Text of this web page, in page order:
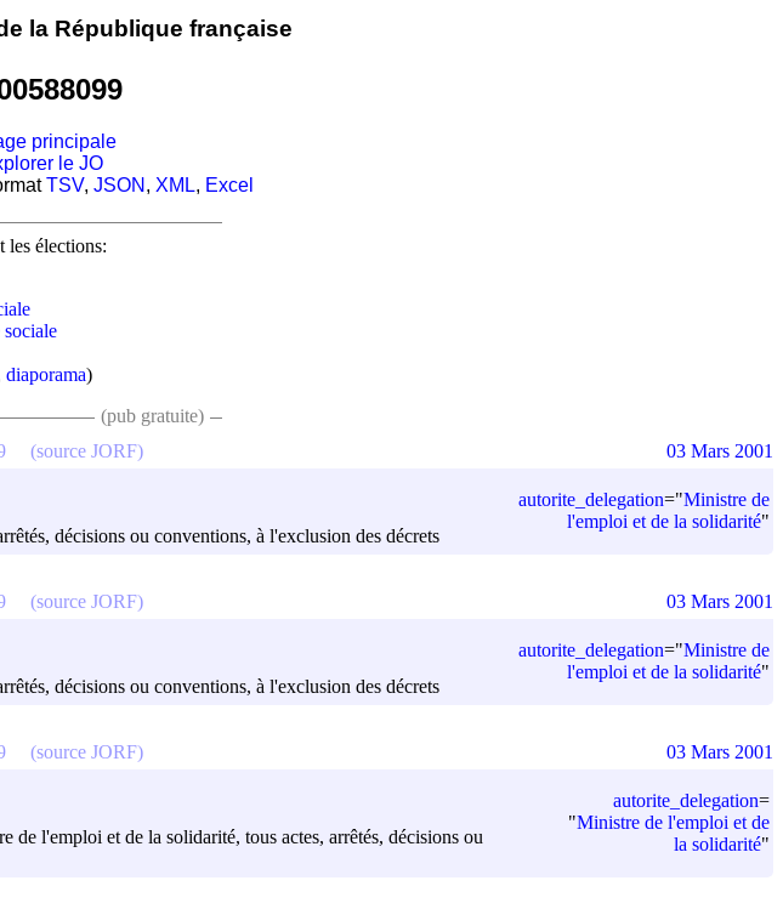
la République française
principale
le JO
TSV, JSON , XML, Excel
les élections:
diaporama)
(pub gratuite)
décisions ou conventions, à l'exclusion des décrets
autorite_delegation="Ministre de
l'emploi et de la solidarité"
(source JORF) 03 Mars 2001
décisions ou conventions, à l'exclusion des décrets
autorite_delegation="Ministre de
l'emploi et de la solidarité"
(source JORF) 03 Mars 2001
de l'emploi et de la solidarité, tous actes, arrêtés, décisions ou
autorite_delegation=
"Ministre de l'emploi et de
la solidarité"
(source JORF) 03 Mars 2001